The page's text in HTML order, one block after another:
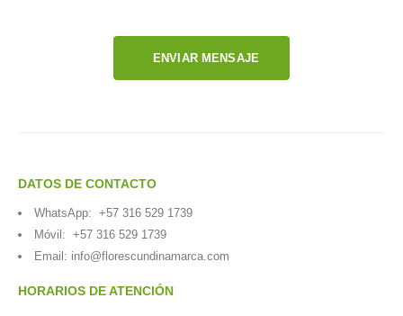
ENVIAR MENSAJE
DATOS DE CONTACTO
WhatsApp: +57 316 529 1739
Móvil: +57 316 529 1739
Email: info@florescundinamarca.com
HORARIOS DE ATENCIÓN